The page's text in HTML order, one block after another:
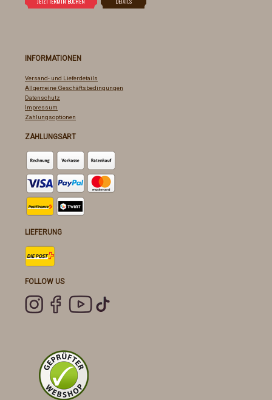
INFORMATIONEN
Versand- und Lieferdetails
Allgemeine Geschäftsbedingungen
Datenschutz
Impressum
Zahlungsoptionen
ZAHLUNGSART
LIEFERUNG
FOLLOW US